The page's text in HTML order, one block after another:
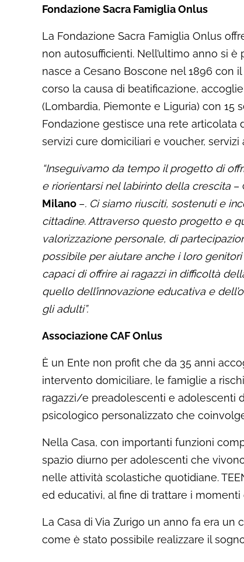
Fondazione Sacra Famiglia Onlus
La Fondazione Sacra Famiglia Onlus
non autosufficienti. Nell’ultimo anno si
nasce a Cesano Boscone nel 1896 con
corso la causa di beatificazione,
(Lombardia, Piemonte e Liguria) con 15
Fondazione gestisce una rete articolata
servizi cure domiciliari e voucher, servizi
“Inseguivamo da tempo il progetto di
e riorientarsi nel labirinto della crescita –
Milano –. Ci siamo riusciti, sostenuti e
cittadine. Attraverso questo progetto e
valorizzazione personale, di
possibile per aiutare anche i loro
capaci di offrire ai ragazzi in difficoltà
quello dell’innovazione educativa e
gli adulti”.
Associazione CAF Onlus
È un Ente non profit che da 35 anni
intervento domiciliare, le famiglie a
ragazzi/e preadolescenti e adolescenti
psicologico personalizzato che
Nella Casa, con importanti funzioni
spazio diurno per adolescenti che
nelle attività scolastiche quotidiane.
ed educativi, al fine di trattare i
La Casa di Via Zurigo un anno fa era
come è stato possibile realizzare il